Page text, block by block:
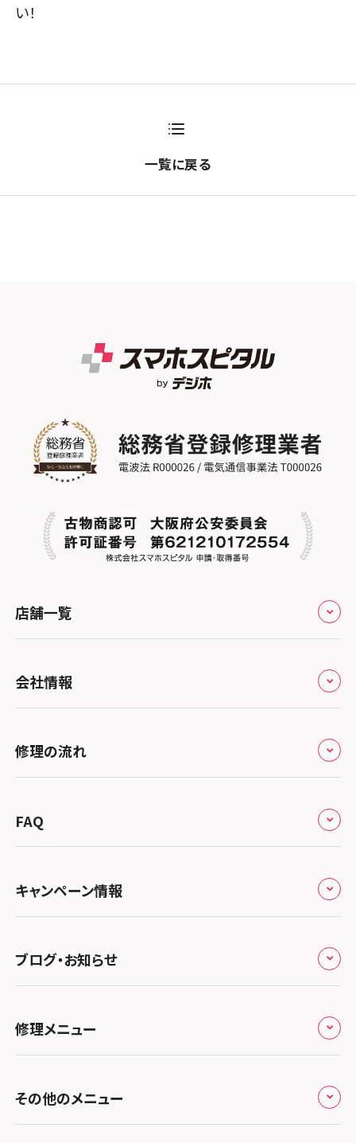
い！
一覧に戻る
店舗一覧
北海道・東北
スマホスピタル大丸札幌
関東
スマホスピタル宇都宮
スマホスピタル 高崎
スマホスピタル鴻巣
スマホスピタル テルル三芳
スマホスピタル 熊谷
スマホスピタル ゲオデジタルベース川口元郷
スマホスピタル埼玉大宮
スマホスピタル テルル蒲生
スマホスピタル テルル新越谷
スマホスピタル テルル草加花栗
スマホスピタル テルル東川口
北陸・甲信越
スマホスピタルアル・プラザ小松
スマホスピタル 北陸総合修理センター
スマホスピタル 長野
東海
スマホスピタル岐阜
スマホスピタル 浜松
スマホスピタル静岡パルコ
スマホスピタル 藤枝
スマホスピタル名古屋駅前
スマホスピタル名古屋金山
スマホスピタル 大府
スマホスピタル 西枇杷島
スマホスピタル 尾張旭
関西
スマホスピタル 大阪梅田
スマホスピタル by デジホ 梅田地下（うめちか）
スマホスピタル京橋
スマホスピタル by デジホ天王寺ミオ
スマホスピタル難波
スマホスピタルイオンタウン茨木太田
中国・四国
スマホスピタル岡山駅前
スマホスピタル西条
スマホスピタル by デジホ マークイズ福岡もも
ち
スマホスピタル福岡天神
スマホスピタル熊本下通
スマホスピタル GODOモバイル大分府内町
会社情報
会社概要
特定商取引法に関する表記
プライバシーポリシー
郵送修理依頼
修理の流れ
郵送修理の流れ
FAQ
キャンペーン情報
キャンペーン一覧
ブログ・お知らせ
お知らせ
修理メニュー
iPhone修理メニュー
その他のメニュー